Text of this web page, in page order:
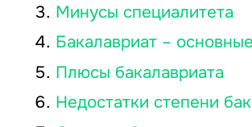
Минусы специалитета
Бакалавриат –
Плюсы бакалавриата
Недостатки степени